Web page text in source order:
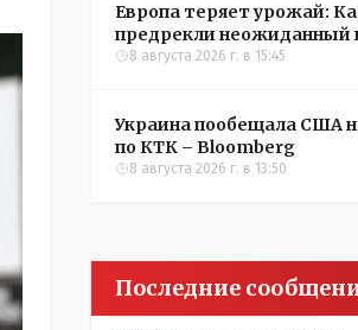
Европа теряет урожай:
предрекли неожиданный
8 августа 2026 г. в 15:45
Украина пообещала США
по КТК – Bloomberg
8 августа 2026 г. в 13:50
Последние